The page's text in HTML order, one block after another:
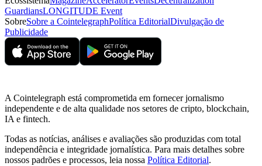
GuardiansLONGITUDE Event
SobreSobre a CointelegraphPolítica EditorialDivulgação de
Publicidade
A Cointelegraph está comprometida em fornecer jornalismo
independente e de alta qualidade nos setores de cripto, blockchain,
IA e fintech.
Todas as notícias, análises e avaliações são produzidas com total
independência e integridade jornalística. Para mais detalhes sobre
nossos padrões e processos, leia nossa Política Editorial.